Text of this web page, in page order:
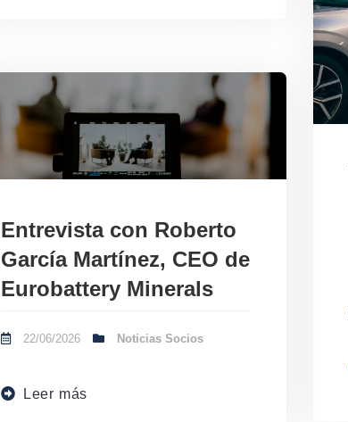
Entrevista con Roberto
García Martínez, CEO de
Eurobattery Minerals
22/06/2026 Noticias Socios
Leer más